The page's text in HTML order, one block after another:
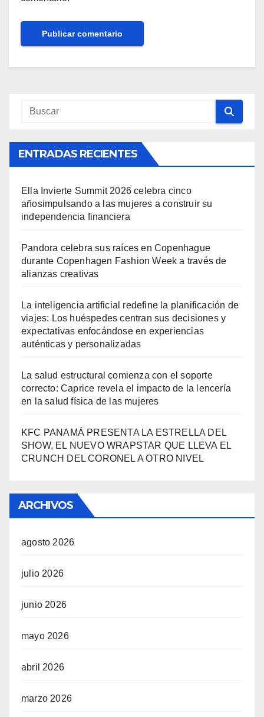
ENTRADAS RECIENTES
Ella Invierte Summit 2026 celebra cinco
añosimpulsando a las mujeres a construir su
independencia financiera
Pandora celebra sus raíces en Copenhague
durante Copenhagen Fashion Week a través de
alianzas creativas
La inteligencia artificial redefine la planificación de
viajes: Los huéspedes centran sus decisiones y
expectativas enfocándose en experiencias
auténticas y personalizadas
La salud estructural comienza con el soporte
correcto: Caprice revela el impacto de la lencería
en la salud física de las mujeres
KFC PANAMÁ PRESENTA LA ESTRELLA DEL
SHOW, EL NUEVO WRAPSTAR QUE LLEVA EL
CRUNCH DEL CORONEL A OTRO NIVEL
ARCHIVOS
agosto 2026
julio 2026
junio 2026
mayo 2026
abril 2026
marzo 2026